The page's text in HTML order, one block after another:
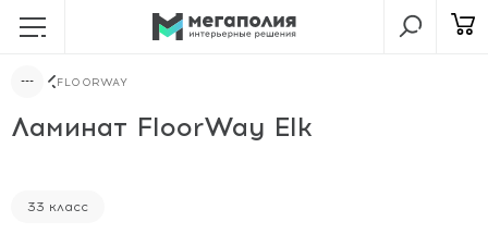
FLOORWAY
Ламинат FloorWay Elk
33 класс